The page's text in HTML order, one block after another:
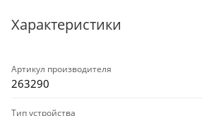
Характеристики
Артикул производителя
263290
Тип устройства